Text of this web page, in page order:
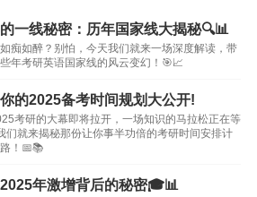
一线秘密：历年国家线大揭秘🔍📊
痴如醉？别怕，今天我们就来一场深度解读，带
年考研英语国家线的风云变幻！🎯📈
的2025备考时间规划大公开!
考研的大幕即将拉开，一场知识的马拉松正在等
们就来揭秘那份让你事半功倍的考研时间安排计
！📅📚
年激增背后的秘密🎓📊